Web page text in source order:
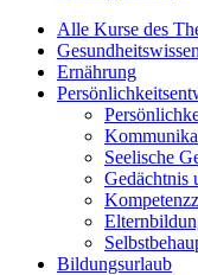
Alle Kurse des
Gesundheitswissen
Ernährung
Seelische
Gedächtnis
Bildungsurlaub